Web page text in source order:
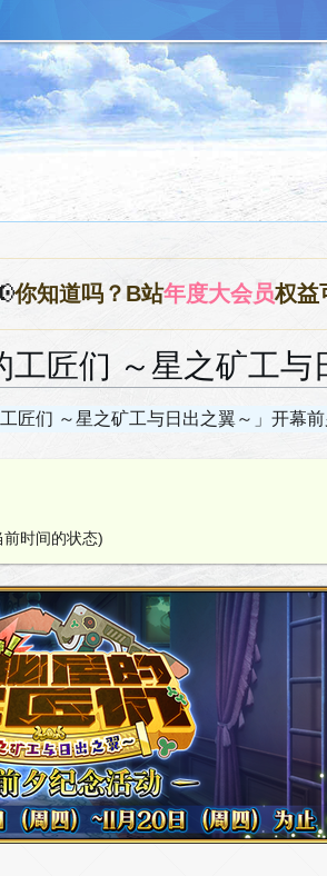
你知道吗？B站年度大会员权益
工匠们 ～星之矿工
匠们 ～星之矿工与日出之翼～」开幕
时间的状态)